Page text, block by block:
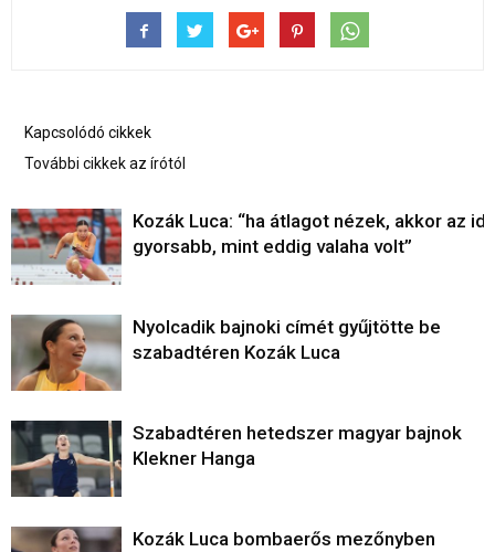
Kapcsolódó cikkek
További cikkek az írótól
Kozák Luca: “ha átlagot nézek, akkor az
gyorsabb, mint eddig valaha volt”
Nyolcadik bajnoki címét gyűjtötte be
szabadtéren Kozák Luca
Szabadtéren hetedszer magyar bajnok
Klekner Hanga
Kozák Luca bombaerős mezőnyben